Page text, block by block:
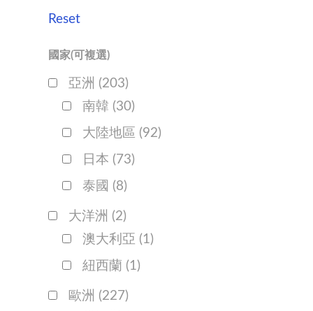
Reset
國家(可複選)
亞洲 (203)
南韓 (30)
大陸地區 (92)
日本 (73)
泰國 (8)
大洋洲 (2)
澳大利亞 (1)
紐西蘭 (1)
歐洲 (227)